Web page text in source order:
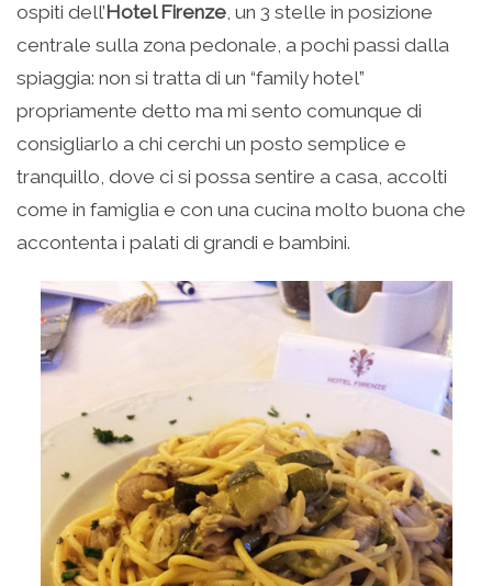
ospiti dell’Hotel Firenze, un 3 stelle in posizione
centrale sulla zona pedonale, a pochi passi dalla
spiaggia: non si tratta di un “family hotel”
propriamente detto ma mi sento comunque di
consigliarlo a chi cerchi un posto semplice e
tranquillo, dove ci si possa sentire a casa, accolti
come in famiglia e con una cucina molto buona che
accontenta i palati di grandi e bambini.